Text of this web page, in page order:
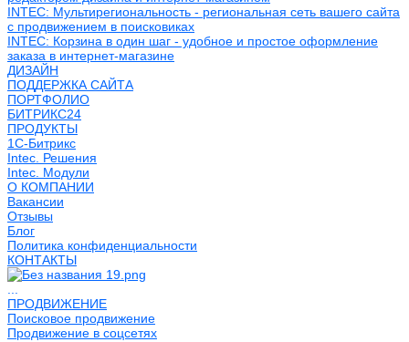
INTEC: Мультирегиональность - региональная сеть вашего сайта
с продвижением в поисковиках
INTEC: Корзина в один шаг - удобное и простое оформление
заказа в интернет-магазине
ДИЗАЙН
ПОДДЕРЖКА САЙТА
ПОРТФОЛИО
БИТРИКС24
ПРОДУКТЫ
1С-Битрикс
Intec. Решения
Intec. Модули
О КОМПАНИИ
Вакансии
Отзывы
Блог
Политика конфиденциальности
КОНТАКТЫ
ПРОДВИЖЕНИЕ
Поисковое продвижение
Продвижение в соцсетях